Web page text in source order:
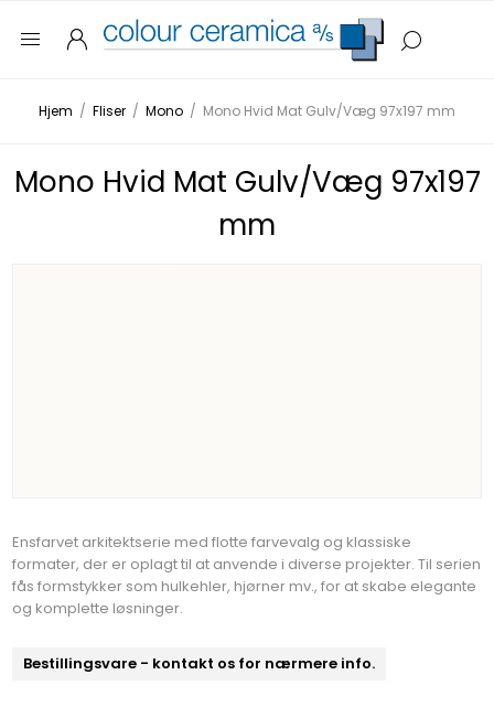
Hjem / Fliser / Mono / Mono Hvid Mat Gulv/Væg 97x197 mm
Mono Hvid Mat Gulv/Væg 97x197
mm
Ensfarvet arkitektserie med flotte farvevalg og klassiske
formater, der er oplagt til at anvende i diverse projekter. Til serien
fås formstykker som hulkehler, hjørner mv., for at skabe elegante
og komplette løsninger.
Bestillingsvare - kontakt os for nærmere info.